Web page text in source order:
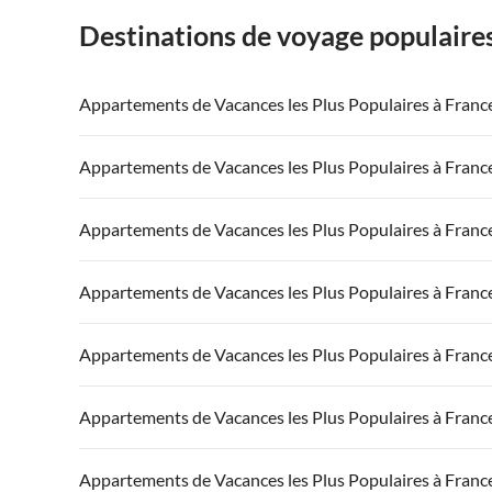
Destinations de voyage
Appartements de Vacances les Plus Populaires à
Appartements de Vacances à France
Appartements de Vacances à Côte atlantique
Appartements de Vacances à Côte d'Azur
Appartements de Vacances les Plus Populaires à
Appartements de Vacances à France
Appartements de Vacances à Côte atlantique
Appartements de Vacances à Côte d'Azur
Appartements de Vacances les Plus Populaires à
Appartements de Vacances à France
Appartements de Vacances à Côte atlantique
Appartements de Vacances à Côte d'Azur
Appartements de Vacances les Plus Populaires à
Appartements de Vacances à France
Appartements de Vacances à Côte atlantique
Appartements de Vacances à Côte d'Azur
Appartements de Vacances les Plus Populaires à
Appartements de Vacances à France
Appartements de Vacances à Côte atlantique
Appartements de Vacances les Plus Populaires à
Appartements de Vacances à France
Appartements de Vacances les Plus Populaires à